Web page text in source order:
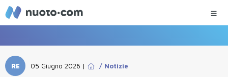
RE 05 Giugno 2026 | / Notizie